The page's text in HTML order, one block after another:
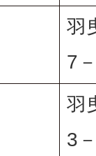
羽
7
羽
3